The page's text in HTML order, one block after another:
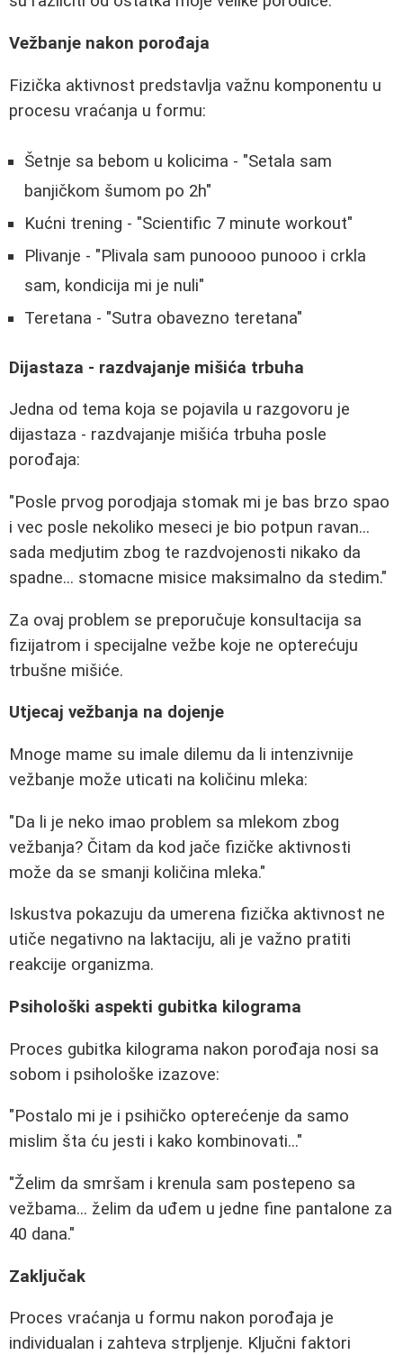
Vežbanje nakon porođaja
Fizička aktivnost predstavlja važnu komponentu u
procesu vraćanja u formu:
Šetnje sa bebom u kolicima - "Setala sam
banjičkom šumom po 2h"
Kućni trening - "Scientific 7 minute workout"
Plivanje - "Plivala sam punoooo punooo i crkla
sam, kondicija mi je nuli"
Teretana - "Sutra obavezno teretana"
Dijastaza - razdvajanje mišića trbuha
Jedna od tema koja se pojavila u razgovoru je
dijastaza - razdvajanje mišića trbuha posle
porođaja:
"Posle prvog porodjaja stomak mi je bas brzo spao
i vec posle nekoliko meseci je bio potpun ravan...
sada medjutim zbog te razdvojenosti nikako da
spadne... stomacne misice maksimalno da stedim."
Za ovaj problem se preporučuje konsultacija sa
fizijatrom i specijalne vežbe koje ne opterećuju
trbušne mišiće.
Utjecaj vežbanja na dojenje
Mnoge mame su imale dilemu da li intenzivnije
vežbanje može uticati na količinu mleka:
"Da li je neko imao problem sa mlekom zbog
vežbanja? Čitam da kod jače fizičke aktivnosti
može da se smanji količina mleka."
Iskustva pokazuju da umerena fizička aktivnost ne
utiče negativno na laktaciju, ali je važno pratiti
reakcije organizma.
Psihološki aspekti gubitka kilograma
Proces gubitka kilograma nakon porođaja nosi sa
sobom i psihološke izazove:
"Postalo mi je i psihičko opterećenje da samo
mislim šta ću jesti i kako kombinovati..."
"Želim da smršam i krenula sam postepeno sa
vežbama... želim da uđem u jedne fine pantalone za
40 dana."
Zaključak
Proces vraćanja u formu nakon porođaja je
individualan i zahteva strpljenje. Ključni faktori